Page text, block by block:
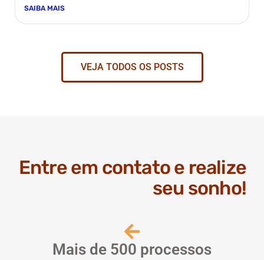
SAIBA MAIS
VEJA TODOS OS POSTS
Entre em contato e realize
seu sonho!
Mais de 500 processos